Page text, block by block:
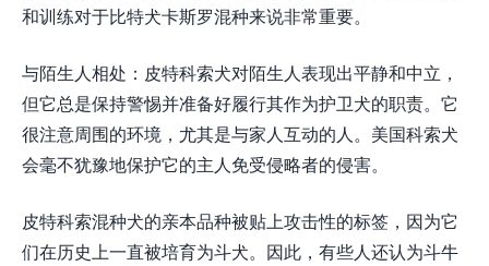
和训练对于比特犬卡斯罗混种来说非常重要。
与陌生人相处：皮特科索犬对陌生人表现出平静和中立，
但它总是保持警惕并准备好履行其作为护卫犬的职责。它
很注意周围的环境，尤其是与家人互动的人。美国科索犬
会毫不犹豫地保护它的主人免受侵略者的侵害。
皮特科索混种犬的亲本品种被贴上攻击性的标签，因为它
们在历史上一直被培育为斗犬。因此，有些人还认为斗牛